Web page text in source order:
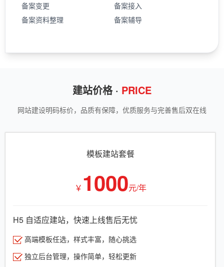
备案变更
备案接入
备案资料整理
备案辅导
建站价格 · PRICE
网站建设明码标价，品质有保障，优质服务与完善售后双在线
模板建站套餐
￥ 1000元/年
H5 自适应建站，快速上线售后无忧
高端模板任选，样式丰富，随心挑选
独立后台管理，操作简单，轻松更新